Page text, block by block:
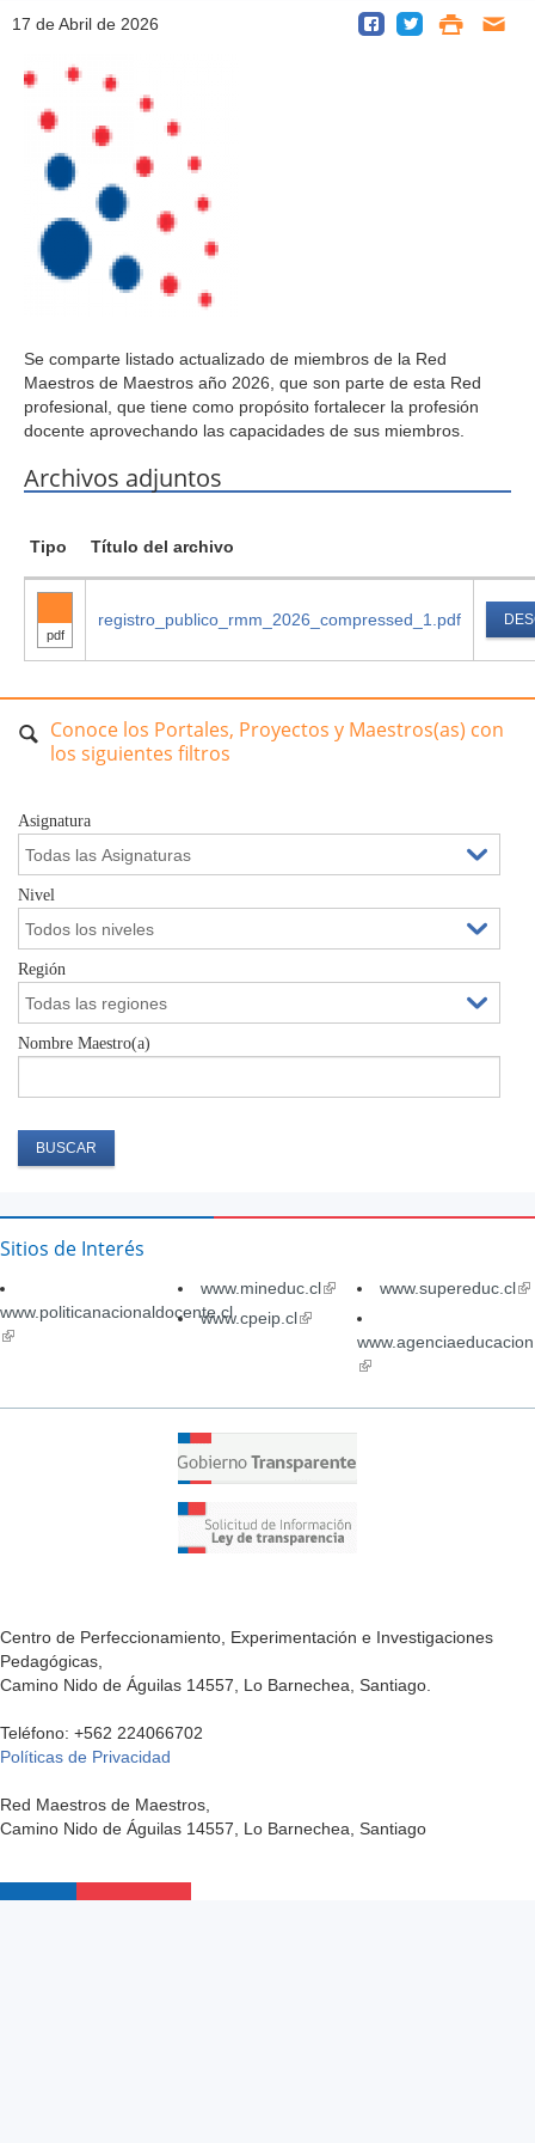
17 de Abril de 2026
Se comparte listado actualizado de miembros de la Red
Maestros de Maestros año 2026, que son parte de esta Red
profesional, que tiene como propósito fortalecer la profesión
docente aprovechando las capacidades de sus miembros.
Archivos adjuntos
Tipo Título del archivo
pdf
registro_publico_rmm_2026_compressed_1.pdf
Conoce los Portales, Proyectos y Maestros(as) con
los siguientes filtros
Asignatura
Nivel
Región
Nombre Maestro(a)
Sitios de Interés
www.politicanacionaldocente.cl
(link
www.mineduc.cl(link
external)
www.supereduc.cl
www.cpeip.cl(link
external)(link
external)
Centro de Perfeccionamiento, Experimentación e Investigaciones
Pedagógicas,
Camino Nido de Águilas 14557, Lo Barnechea, Santiago.
Teléfono: +562 224066702
Políticas de Privacidad
Red Maestros de Maestros,
Camino Nido de Águilas 14557, Lo Barnechea, Santiago